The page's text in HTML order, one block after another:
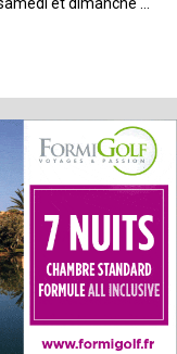
et dimanche …